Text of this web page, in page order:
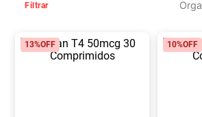
Filtrar
13%OFF 10%OFF
4º
6º Shampoo